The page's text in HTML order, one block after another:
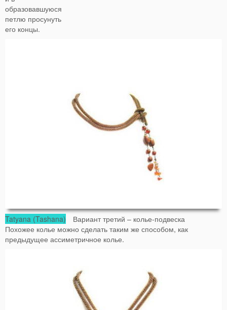
образовавшуюся
петлю просунуть
его концы.
Tatyana (Tashana) Вариант третий – колье-подвеска
Похожее колье можно сделать таким же способом, как
предыдущее ассиметричное колье.